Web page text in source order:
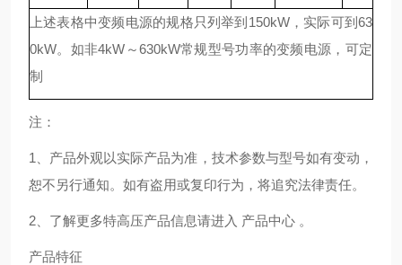
上述表格中变频电源的规格只列举到150kW，实际可到63
0kW。如非4kW～630kW常规型号功率的变频电源，可定
制
注：
1、产品外观以实际产品为准，技术参数与型号如有变动，
恕不另行通知。如有盗用或复印行为，将追究法律责任。
2、了解更多特高压产品信息请进入 产品中心 。
产品特征